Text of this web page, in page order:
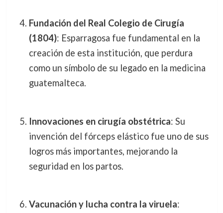
Fundación del Real Colegio de Cirugía
(1804): Esparragosa fue fundamental en la
creación de esta institución, que perdura
como un símbolo de su legado en la medicina
guatemalteca.
Innovaciones en cirugía obstétrica: Su
invención del fórceps elástico fue uno de sus
logros más importantes, mejorando la
seguridad en los partos.
Vacunación y lucha contra la viruela: